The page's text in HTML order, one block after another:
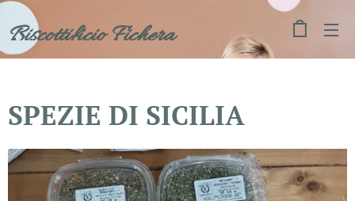
Biscottificio Fichera
SPEZIE DI SICILIA